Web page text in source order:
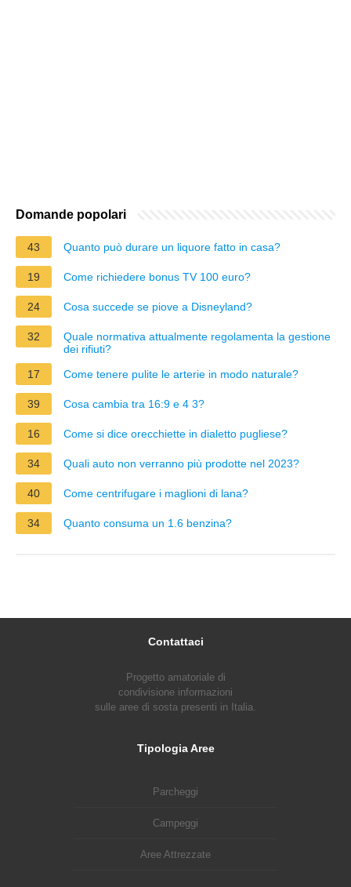
Domande popolari
43 Quanto può durare un liquore fatto in casa?
19 Come richiedere bonus TV 100 euro?
24 Cosa succede se piove a Disneyland?
32
Quale normativa attualmente regolamenta la gestione
dei rifiuti?
17
Come tenere pulite le arterie in modo naturale?
39 Cosa cambia tra 16:9 e 4 3?
16 Come si dice orecchiette in dialetto pugliese?
34 Quali auto non verranno più prodotte nel 2023?
40 Come centrifugare i maglioni di lana?
34 Quanto consuma un 1.6 benzina?
Contattaci
Progetto amatoriale di
condivisione informazioni
sulle aree di sosta presenti in Italia.
Tipologia Aree
Parcheggi
Campeggi
Aree Attrezzate